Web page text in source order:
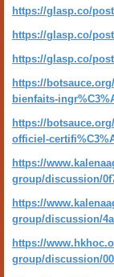
https://glasp.co/
https://glasp.co/
https://glasp.co/
https://
bienfaits-
https://
officiel-
https://
group/discussion/
https://
group/discussion/
https://
group/discussion/